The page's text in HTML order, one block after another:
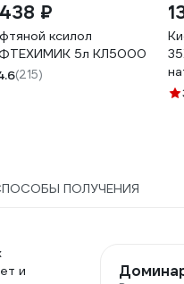
₽
ксилол
5л КЛ5000
(215)
ПОЛУЧЕНИЯ
и